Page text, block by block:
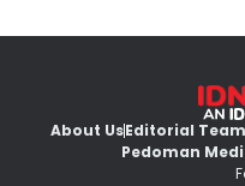
About UsEditorial
Pedoman